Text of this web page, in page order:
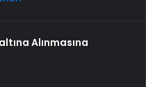
Alınmasına